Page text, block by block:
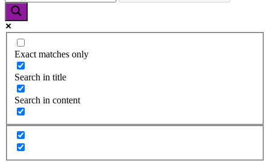
Exact matches only
Search in title
Search in content